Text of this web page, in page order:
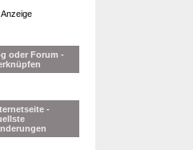
Anzeige
oder Forum -
-